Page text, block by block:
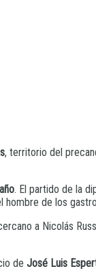
, territorio del
. El partido de la
hombre de los
a Nicolás
de José Luis